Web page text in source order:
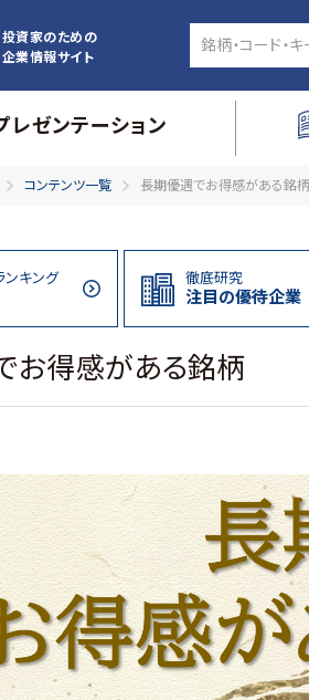
投資家のための
企業情報サイト
レゼンテーション
コンテンツ一覧 長期優遇でお得感がある銘柄
ンキング 徹底研究
注目の優待企業
お得感がある銘柄